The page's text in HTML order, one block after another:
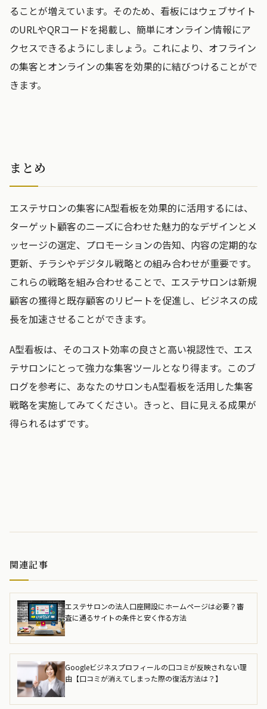
ることが増えています。そのため、看板にはウェブサイト
のURLやQRコードを掲載し、簡単にオンライン情報にア
クセスできるようにしましょう。これにより、オフライン
の集客とオンラインの集客を効果的に結びつけることがで
きます。
まとめ
エステサロンの集客にA型看板を効果的に活用するには、
ターゲット顧客のニーズに合わせた魅力的なデザインとメ
ッセージの選定、プロモーションの告知、内容の定期的な
更新、チラシやデジタル戦略との組み合わせが重要です。
これらの戦略を組み合わせることで、エステサロンは新規
顧客の獲得と既存顧客のリピートを促進し、ビジネスの成
長を加速させることができます。
A型看板は、そのコスト効率の良さと高い視認性で、エス
テサロンにとって強力な集客ツールとなり得ます。このブ
ログを参考に、あなたのサロンもA型看板を活用した集客
戦略を実施してみてください。きっと、目に見える成果が
得られるはずです。
関連記事
エステサロンの法人口座開設にホームページは必要？審
査に通るサイトの条件と安く作る方法
Googleビジネスプロフィールの口コミが反映されない理
由【口コミが消えてしまった際の復活方法は？】